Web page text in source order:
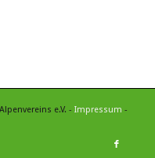
e.V. - Impressum -